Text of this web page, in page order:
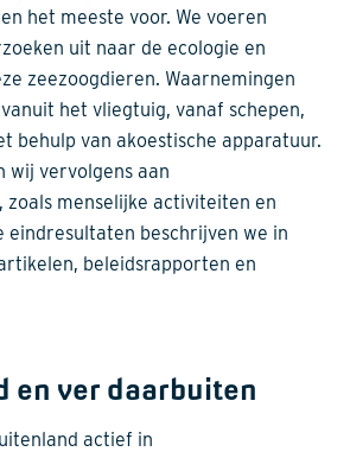
het meeste voor. We voeren
uit naar de ecologie en
zeezoogdieren. Waarnemingen
het vliegtuig, vanaf schepen,
behulp van akoestische apparatuur.
wij vervolgens aan
zoals menselijke activiteiten en
eindresultaten beschrijven we in
beleidsrapporten en
en ver daarbuiten
actief in